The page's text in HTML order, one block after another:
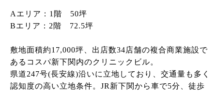
Aエリア：1階 50坪
Bエリア：2階 72.5坪
敷地面積約17,000坪、出店数34店舗の複合商業施設で
あるコスパ新下関内のクリニックビル。
県道247号(長安線)沿いに立地しており、交通量も多く
認知度の高い立地条件。JR新下関から車で5分、徒歩